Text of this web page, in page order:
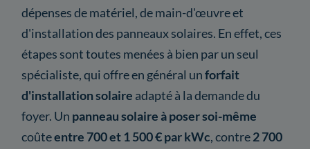
dépenses de matériel, de main-d'œuvre et
d'installation des panneaux solaires. En effet, ces
étapes sont toutes menées à bien par un seul
spécialiste, qui offre en général unforfait
d'installation solaire adapté à la demande du
foyer. Un panneau solaire à poser soi-même
coûteentre 700 et 1 500 € par kWc, contre2 700